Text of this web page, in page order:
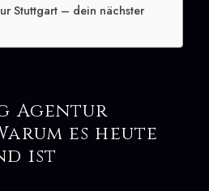
Stuttgart – dein nächster
Agentur
es heute
ist